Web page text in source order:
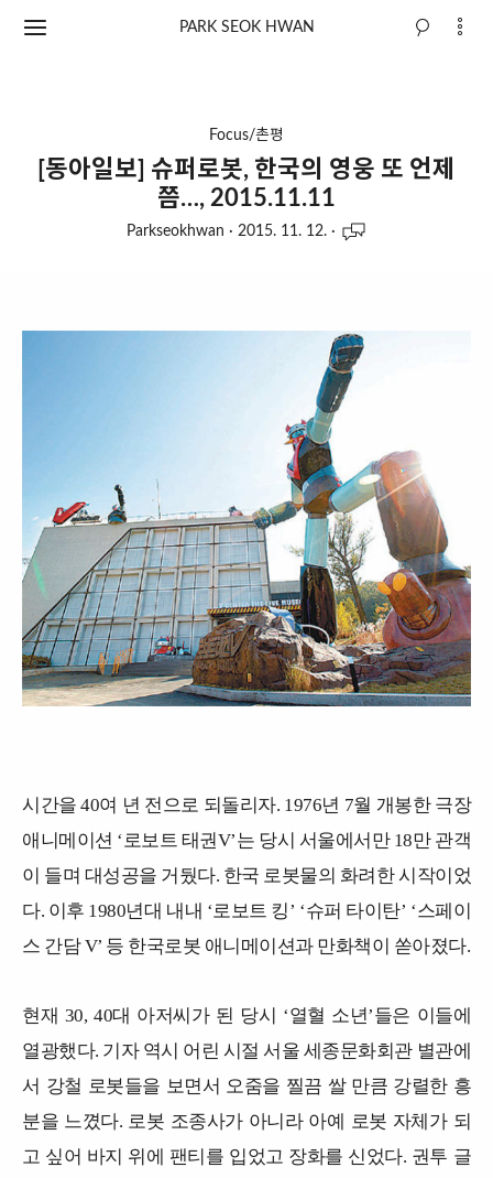
PARK SEOK HWAN
Focus/촌평
[동아일보] 슈퍼로봇, 한국의 영웅 또 언제
쯤…, 2015.11.11
Parkseokhwan · 2015. 11. 12. ·
시간을 40여 년 전으로 되돌리자. 1976년 7월 개봉한 극장
애니메이션 ‘로보트 태권V’는 당시 서울에서만 18만 관객
이 들며 대성공을 거뒀다. 한국 로봇물의 화려한 시작이었
다. 이후 1980년대 내내 ‘로보트 킹’ ‘슈퍼 타이탄’ ‘스페이
스 간담 V’ 등 한국로봇 애니메이션과 만화책이 쏟아졌다.
현재 30, 40대 아저씨가 된 당시 ‘열혈 소년’들은 이들에
열광했다. 기자 역시 어린 시절 서울 세종문화회관 별관에
서 강철 로봇들을 보면서 오줌을 찔끔 쌀 만큼 강렬한 흥
분을 느꼈다. 로봇 조종사가 아니라 아예 로봇 자체가 되
고 싶어 바지 위에 팬티를 입었고 장화를 신었다. 권투 글